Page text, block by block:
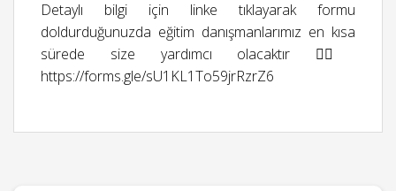
Detaylı bilgi için linke tıklayarak formu
doldurduğunuzda eğitim danışmanlarımız en kısa
sürede size yardımcı olacaktır 👉🏻
https://forms.gle/sU1KL1To59jrRzrZ6